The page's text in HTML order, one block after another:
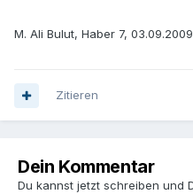
M. Ali Bulut, Haber 7, 03.09.2009
Zitieren
Dein Kommentar
Du kannst jetzt schreiben und